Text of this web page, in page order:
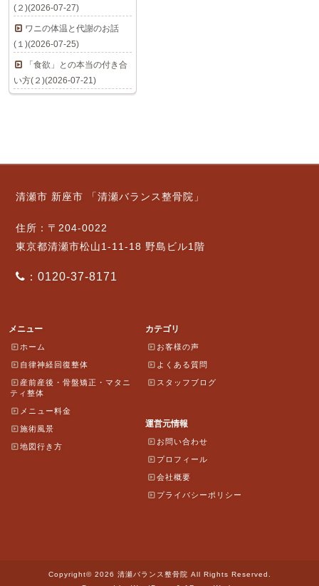
(２)(2026-07-27)
ワニの体温と代謝のお話
(１)(2026-07-25)
「食欲」との本当の付き合
い方(２)(2026-07-21)
清瀬市 新座市 「清瀬バランス整骨院」
住所：〒204-0022
東京都清瀬市松山1-11-18 野島ビル1階
：0120-37-8171
メニュー
ホーム
自律神経回復整体
産前産後・骨盤矯正・マタニ
ティ整体
メニュー料金
施術風景
地図行き方
カテゴリ
お客様の声
よくある質問
スタッフブログ
運営元情報
お問い合わせ
プロフィール
会社概要
プライバシーポリシー
Copyright© 2026 清瀬バランス整骨院 All Rights Reserved.